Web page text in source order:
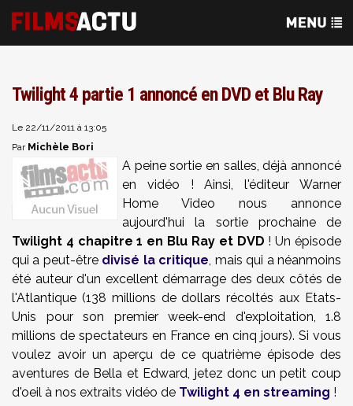
Twilight 4 partie 1 annoncé en DVD et Blu Ray
Le 22/11/2011 à 13:05
Par Michèle Bori
A peine sortie en salles, déjà annoncé
en vidéo ! Ainsi, l'éditeur Warner
Home Video nous annonce
aujourd'hui la sortie prochaine de
Twilight 4 chapitre 1 en Blu Ray et DVD ! Un épisode
qui a peut-être divisé la critique, mais qui a néanmoins
été auteur d'un excellent démarrage des deux côtés de
l'Atlantique (138 millions de dollars récoltés aux Etats-
Unis pour son premier week-end d'exploitation, 1.8
millions de spectateurs en France en cinq jours). Si vous
voulez avoir un aperçu de ce quatrième épisode des
aventures de Bella et Edward, jetez donc un petit coup
d'oeil à nos extraits vidéo de Twilight 4 en streaming !